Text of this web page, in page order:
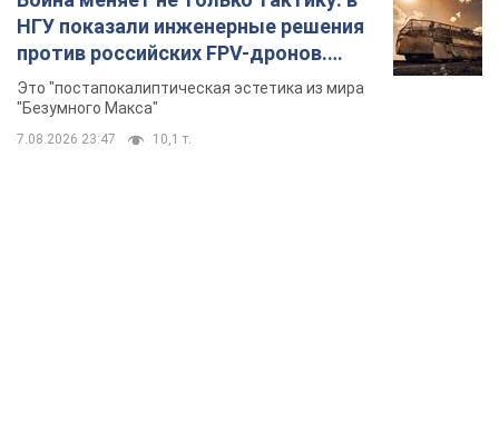
НГУ показали инженерные решения
против российских FPV-дронов.
Фото
Это "постапокалиптическая эстетика из мира
"Безумного Макса"
7.08.2026 23:47 10,1 т.